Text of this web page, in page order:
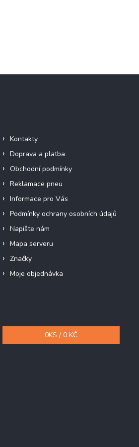
Kontakty
Doprava a platba
Obchodní podmínky
Reklamace pneu
Informace pro Vás
Podmínky ochrany osobních údajů
Napište nám
Mapa serveru
Značky
Moje objednávka
0KS / 0 KČ